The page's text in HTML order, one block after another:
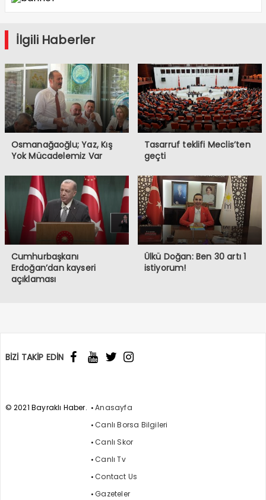
İlgili Haberler
Osmanağaoğlu; Yaz, Kış
Yok Mücadelemiz Var
Tasarruf teklifi Meclis’ten
geçti
Cumhurbaşkanı
Erdoğan’dan kayseri
açıklaması
Ülkü Doğan: Ben 30 artı 1
istiyorum!
BİZİ TAKİP EDİN
© 2021 Bayraklı Haber.
Anasayfa
Canlı Borsa Bilgileri
Canlı Skor
Canlı Tv
Contact Us
Gazeteler